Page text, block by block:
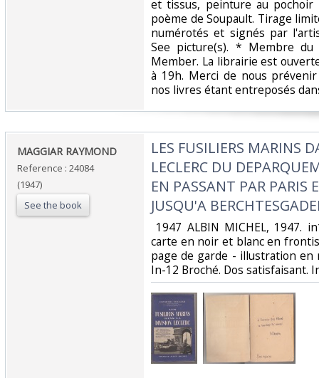
et tissus, peinture au
poème de Soupault. Tirage
numérotés et signés par
See picture(s). * Membre
Member. La librairie est
à 19h. Merci de nous
nos livres étant entreposés
‎MAGGIAR RAYMOND‎
Reference : 24084
(1947)
See the book
‎LES FUSILIERS MARINS
LECLERC DU
EN PASSANT PAR PARIS
JUSQU'A
1947 ALBIN MICHEL, 1947.
carte en noir et blanc en
page de garde - illustration
In-12 Broché. Dos satisfaisant.